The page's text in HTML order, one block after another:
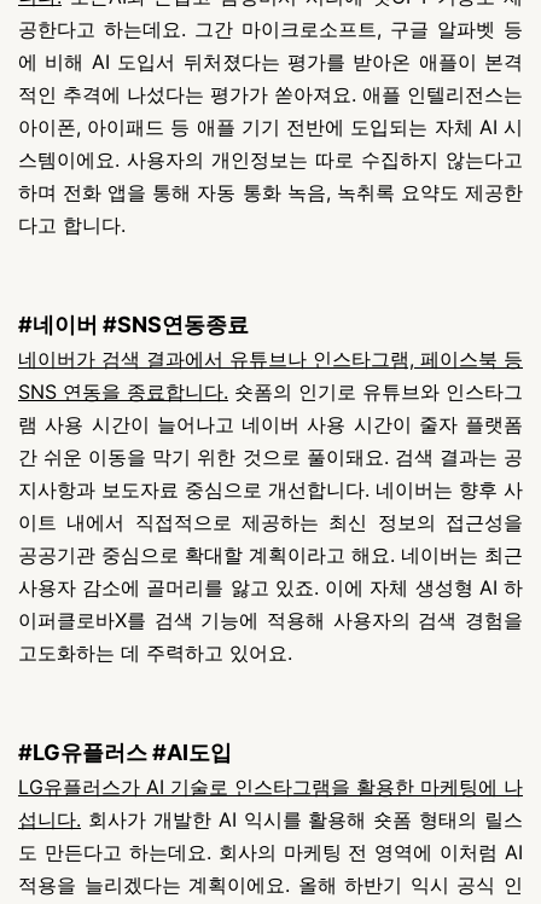
공한다고 하는데요. 그간 마이크로소프트, 구글 알파벳 등
에 비해 AI 도입서 뒤처졌다는 평가를 받아온 애플이 본격
적인 추격에 나섰다는 평가가 쏟아져요. 애플 인텔리전스는
아이폰, 아이패드 등 애플 기기 전반에 도입되는 자체 AI 시
스템이에요. 사용자의 개인정보는 따로 수집하지 않는다고
하며 전화 앱을 통해 자동 통화 녹음, 녹취록 요약도 제공한
다고 합니다.
#네이버 #SNS연동종료
네이버가 검색 결과에서 유튜브나 인스타그램, 페이스북 등
SNS 연동을 종료합니다. 숏폼의 인기로 유튜브와 인스타그
램 사용 시간이 늘어나고 네이버 사용 시간이 줄자 플랫폼
간 쉬운 이동을 막기 위한 것으로 풀이돼요. 검색 결과는 공
지사항과 보도자료 중심으로 개선합니다. 네이버는 향후 사
이트 내에서 직접적으로 제공하는 최신 정보의 접근성을
공공기관 중심으로 확대할 계획이라고 해요. 네이버는 최근
사용자 감소에 골머리를 앓고 있죠. 이에 자체 생성형 AI 하
이퍼클로바X를 검색 기능에 적용해 사용자의 검색 경험을
고도화하는 데 주력하고 있어요.
#LG유플러스 #AI도입
LG유플러스가 AI 기술로 인스타그램을 활용한 마케팅에 나
섭니다. 회사가 개발한 AI 익시를 활용해 숏폼 형태의 릴스
도 만든다고 하는데요. 회사의 마케팅 전 영역에 이처럼 AI
적용을 늘리겠다는 계획이에요. 올해 하반기 익시 공식 인